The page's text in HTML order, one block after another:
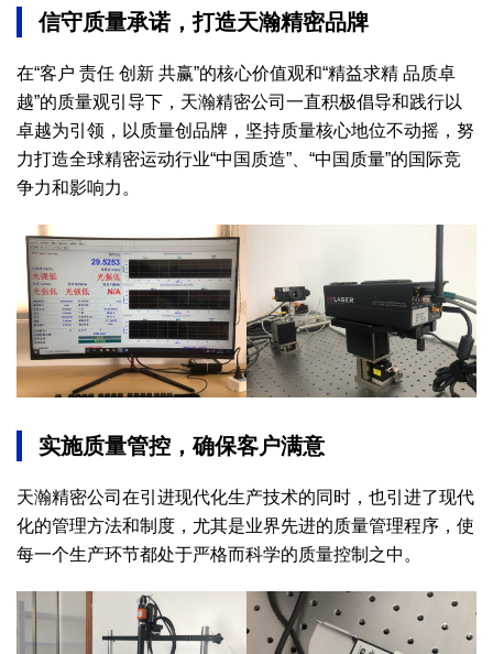
信守质量承诺，打造天瀚精密品牌
在“客户 责任 创新 共赢”的核心价值观和“精益求精 品质卓
越”的质量观引导下，天瀚精密公司一直积极倡导和践行以
卓越为引领，以质量创品牌，坚持质量核心地位不动摇，努
力打造全球精密运动行业“中国质造”、“中国质量”的国际竞
争力和影响力。
实施质量管控，确保客户满意
天瀚精密公司在引进现代化生产技术的同时，也引进了现代
化的管理方法和制度，尤其是业界先进的质量管理程序，使
每一个生产环节都处于严格而科学的质量控制之中。